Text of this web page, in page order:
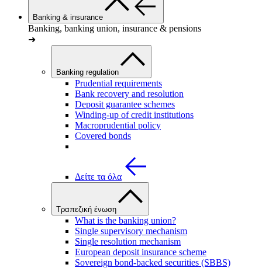
Banking & insurance
Banking, banking union, insurance & pensions
➜
Banking regulation
Prudential requirements
Bank recovery and resolution
Deposit guarantee schemes
Winding-up of credit institutions
Macroprudential policy
Covered bonds
Δείτε τα όλα
Τραπεζική ένωση
What is the banking union?
Single supervisory mechanism
Single resolution mechanism
European deposit insurance scheme
Sovereign bond-backed securities (SBBS)